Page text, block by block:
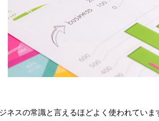
ネスの常識と言えるほどよく使われてい